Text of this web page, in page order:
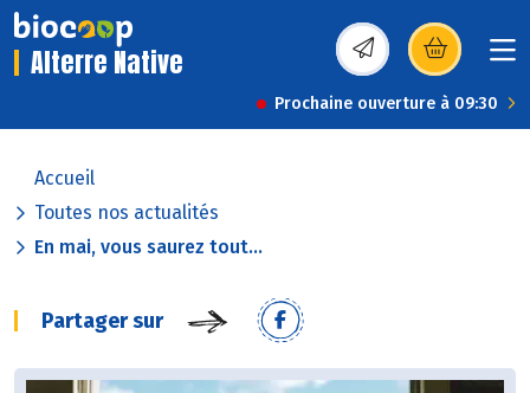
Alterre Native (s’ouvre dans une
Prochaine ouverture à 09:30
Accueil
Toutes nos actualités
En mai, vous saurez tout...
Partager sur